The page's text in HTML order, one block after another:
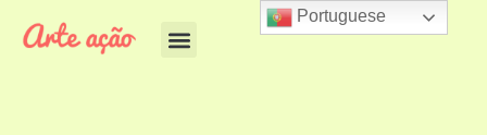
Portuguese